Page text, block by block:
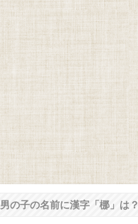
男の子の名前に漢字「梛」は？